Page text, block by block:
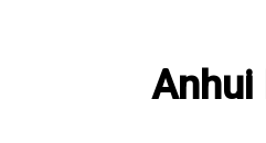
Anhui